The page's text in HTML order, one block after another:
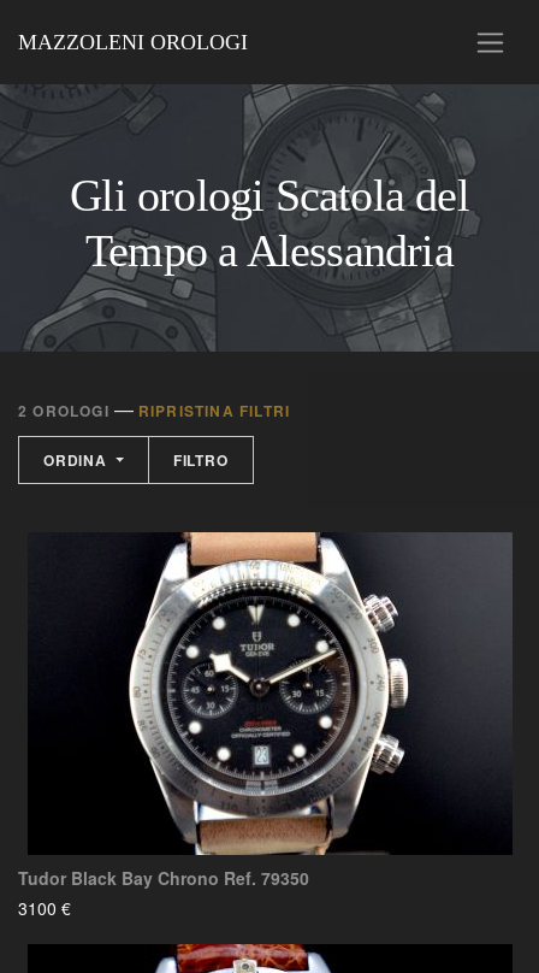
MAZZOLENI OROLOGI
Gli orologi Scatola del
Tempo a Alessandria
2 OROLOGI — RIPRISTINA FILTRI
ORDINA FILTRO
Tudor Black Bay Chrono Ref. 79350
3100 €